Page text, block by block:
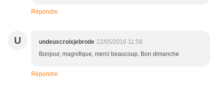
Répondre
U undeuxcroixjebrode 22/05/2016 11:58
Bonjour, magnifique, merci beaucoup. Bon dimanche
Répondre